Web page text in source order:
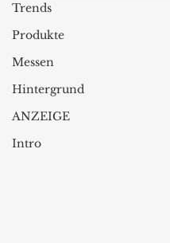
Trends
Produkte
Messen
Hintergrund
ANZEIGE
Intro